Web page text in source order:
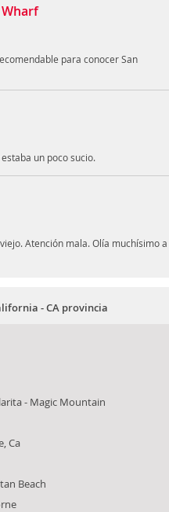
para conocer San
un poco sucio.
Atención mala. Olía muchísimo a
- CA provincia
- Magic Mountain
Ca
Beach